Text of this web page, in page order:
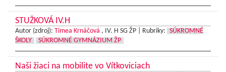
STUŽKOVÁ IV.H
Autor (zdroj): Timea Krnáčová , IV. H SG ŽP | Rubriky:
SÚKROMNÉ
ŠKOLY
SÚKROMNÉ GYMNÁZIUM ŽP
Naši žiaci na mobilite vo Vítkoviciach